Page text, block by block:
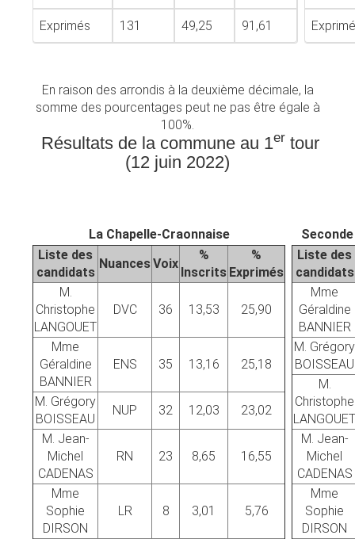
Exprimés 131 49,25 91,61
En raison des arrondis à la deuxième décimale, la
somme des pourcentages peut ne pas être égale à
100%.
Résultats de la commune au 1ertour
(12 juin 2022)
La Chapelle-Craonnaise
Liste des
candidats
NuancesVoix
%
Inscrits
%
Exprimés
M.
Christophe
LANGOUET
DVC 36 13,53 25,90
Mme
Géraldine
BANNIER
ENS 35 13,16 25,18
M. Grégory
BOISSEAU
NUP 32 12,03
23,02
M. Jean-
Michel
CADENAS
RN 23 8,65 16,55
Mme
Sophie
DIRSON
LR 8 3,01 5,76
Liste des
candidats
Mme
Géraldine
BANNIER
M. Grégory
BOISSEAU
M.
Christophe
LANGOUET
M. Jean-
Michel
CADENAS
Mme
Sophie
DIRSON